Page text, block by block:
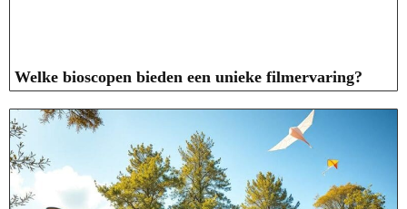
Welke bioscopen bieden een unieke filmervaring?